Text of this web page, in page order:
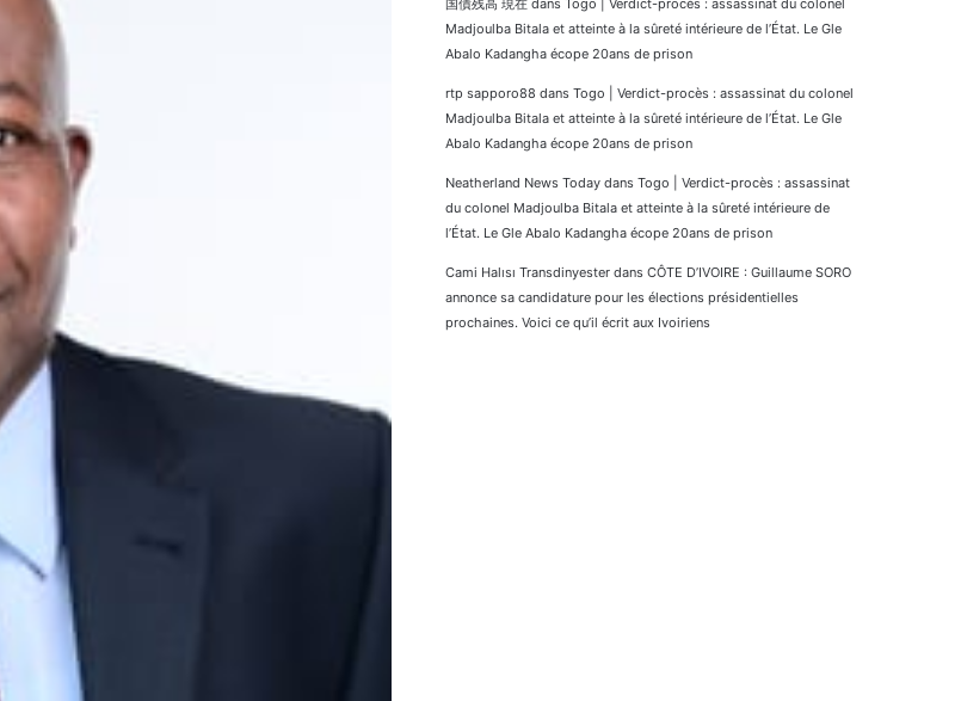
国債残高 現在 dans Togo | Verdict-procès : assassinat du colonel
Madjoulba Bitala et atteinte à la sûreté intérieure de l’État. Le Gle
Abalo Kadangha écope 20ans de prison
rtp sapporo88 dans Togo | Verdict-procès : assassinat du colonel
Madjoulba Bitala et atteinte à la sûreté intérieure de l’État. Le Gle
Abalo Kadangha écope 20ans de prison
Neatherland News Today dans Togo | Verdict-procès : assassinat
du colonel Madjoulba Bitala et atteinte à la sûreté intérieure de
l’État. Le Gle Abalo Kadangha écope 20ans de prison
Cami Halısı Transdinyester dans CÔTE D’IVOIRE : Guillaume SORO
annonce sa candidature pour les élections présidentielles
prochaines. Voici ce qu’il écrit aux Ivoiriens